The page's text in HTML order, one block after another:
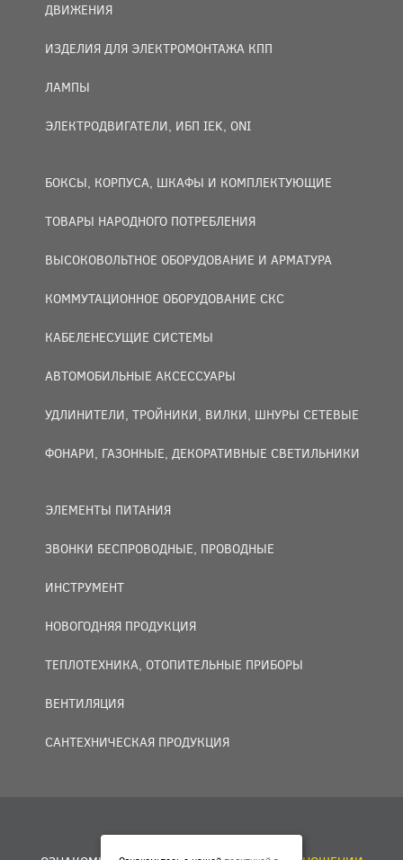
ДВИЖЕНИЯ
ИЗДЕЛИЯ ДЛЯ ЭЛЕКТРОМОНТАЖА КПП
ЛАМПЫ
ЭЛЕКТРОДВИГАТЕЛИ, ИБП IEK, ONI
БОКСЫ, КОРПУСА, ШКАФЫ И КОМПЛЕКТУЮЩИЕ
ТОВАРЫ НАРОДНОГО ПОТРЕБЛЕНИЯ
ВЫСОКОВОЛЬТНОЕ ОБОРУДОВАНИЕ И АРМАТУРА
КОММУТАЦИОННОЕ ОБОРУДОВАНИЕ СКС
КАБЕЛЕНЕСУЩИЕ СИСТЕМЫ
АВТОМОБИЛЬНЫЕ АКСЕССУАРЫ
УДЛИНИТЕЛИ, ТРОЙНИКИ, ВИЛКИ, ШНУРЫ СЕТЕВЫЕ
ФОНАРИ, ГАЗОННЫЕ, ДЕКОРАТИВНЫЕ СВЕТИЛЬНИКИ
ЭЛЕМЕНТЫ ПИТАНИЯ
ЗВОНКИ БЕСПРОВОДНЫЕ, ПРОВОДНЫЕ
ИНСТРУМЕНТ
НОВОГОДНЯЯ ПРОДУКЦИЯ
ТЕПЛОТЕХНИКА, ОТОПИТЕЛЬНЫЕ ПРИБОРЫ
ВЕНТИЛЯЦИЯ
САНТЕХНИЧЕСКАЯ ПРОДУКЦИЯ